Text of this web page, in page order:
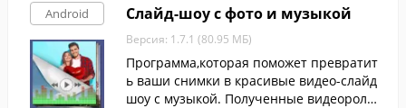
Android Слайд-шоу с фото и музыкой
Версия: 1.7.1 (80.95 МБ)
Программа,которая поможет превратит
ь ваши снимки в красивые видео-слайд
шоу с музыкой. Полученные видеоролик